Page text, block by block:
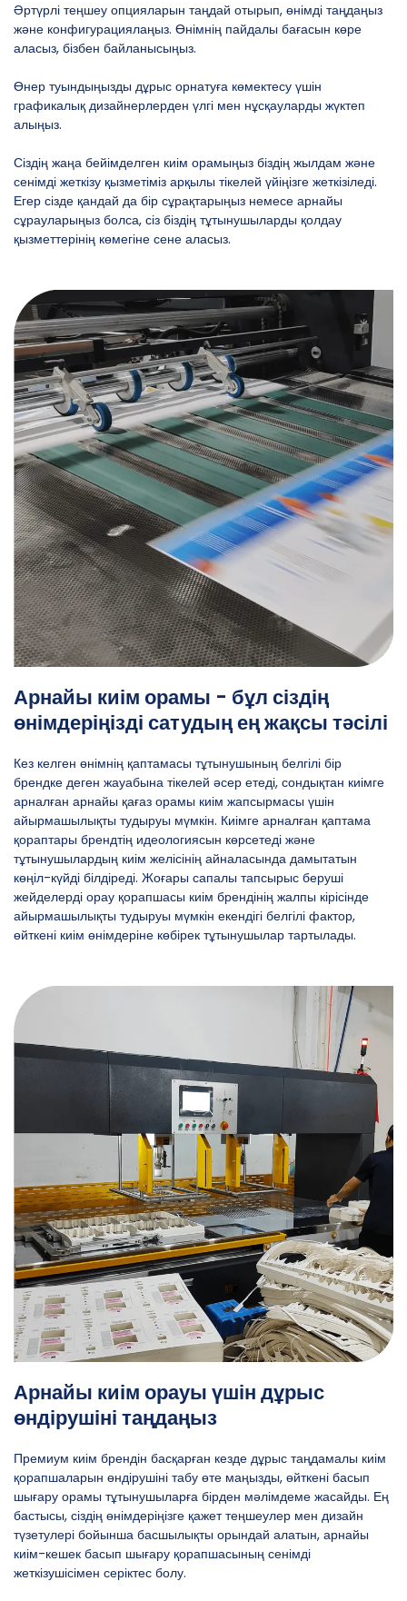
Әртүрлі теңшеу опцияларын таңдай отырып, өнімді таңдаңыз
және конфигурациялаңыз. Өнімнің пайдалы бағасын көре
аласыз, бізбен байланысыңыз.
Өнер туындыңызды дұрыс орнатуға көмектесу үшін
графикалық дизайнерлерден үлгі мен нұсқауларды жүктеп
алыңыз.
Сіздің жаңа бейімделген киім орамыңыз біздің жылдам және
сенімді жеткізу қызметіміз арқылы тікелей үйіңізге жеткізіледі.
Егер сізде қандай да бір сұрақтарыңыз немесе арнайы
сұрауларыңыз болса, сіз біздің тұтынушыларды қолдау
қызметтерінің көмегіне сене аласыз.
Арнайы киім орамы - бұл сіздің
өнімдеріңізді сатудың ең жақсы тәсілі
Кез келген өнімнің қаптамасы тұтынушының белгілі бір
брендке деген жауабына тікелей әсер етеді, сондықтан киімге
арналған арнайы қағаз орамы киім жапсырмасы үшін
айырмашылықты тудыруы мүмкін. Киімге арналған қаптама
қораптары брендтің идеологиясын көрсетеді және
тұтынушылардың киім желісінің айналасында дамытатын
көңіл-күйді білдіреді. Жоғары сапалы тапсырыс беруші
жейделерді орау қорапшасы киім брендінің жалпы кірісінде
айырмашылықты тудыруы мүмкін екендігі белгілі фактор,
өйткені киім өнімдеріне көбірек тұтынушылар тартылады.
Арнайы киім орауы үшін дұрыс
өндірушіні таңдаңыз
Премиум киім брендін басқарған кезде дұрыс таңдамалы киім
қорапшаларын өндірушіні табу өте маңызды, өйткені басып
шығару орамы тұтынушыларға бірден мәлімдеме жасайды. Ең
бастысы, сіздің өнімдеріңізге қажет теңшеулер мен дизайн
түзетулері бойынша басшылықты орындай алатын, арнайы
киім-кешек басып шығару қорапшасының сенімді
жеткізушісімен серіктес болу.